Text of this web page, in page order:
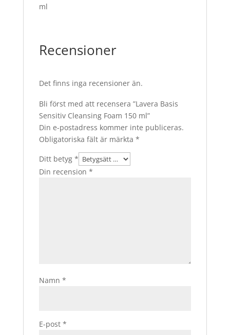
ml
Recensioner
Det finns inga recensioner än.
Bli först med att recensera ”Lavera Basis
Sensitiv Cleansing Foam 150 ml”
Din e-postadress kommer inte publiceras.
Obligatoriska fält är märkta *
Ditt betyg *
Din recension *
Namn *
E-post *